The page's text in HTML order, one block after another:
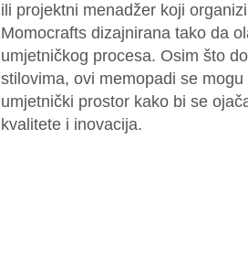
ili projektni menadžer koji
Momocrafts dizajnirana tako da
umjetničkog procesa. Osim što
stilovima, ovi memopadi se
umjetnički prostor kako bi se
kvalitete i inovacija.